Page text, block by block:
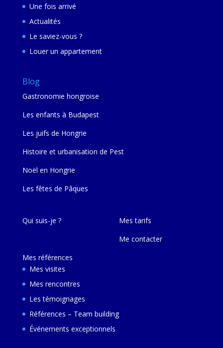
Une fois arrivé
Actualités
Le saviez-vous ?
Louer un appartement
Blog
Gastronomie hongroise
Les enfants à Budapest
Les juifs de Hongrie
Histoire et urbanisation de Pest
Noël en Hongrie
Les fêtes de Pâques
Qui suis-je ?
Mes références
Mes visites
Mes rencontres
Les témoignages
Références – Team building
Événements exceptionnels
Mes tarifs
Me contacter